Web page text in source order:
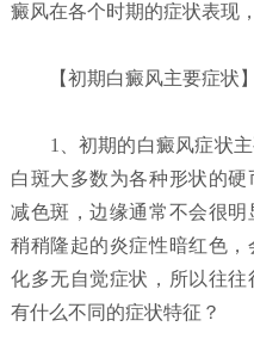
癜风在各个时期的症状表现
【初期白癜风主要症状】
1、初期的白癜风症状主
白斑大多数为各种形状的
减色斑，边缘通常不会很
稍稍隆起的炎症性暗红色
化多无自觉症状，所以往
有什么不同的症状特征？